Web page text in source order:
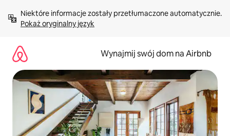
treści Pokaż oryginalny język
Wynajmij swój dom na Airbnb